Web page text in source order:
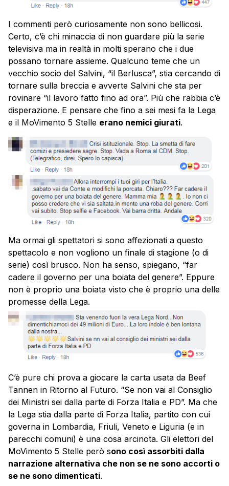
I commenti però curiosamente non sono bellicosi.
Certo, c’è chi minaccia di non guardare più la serie
televisiva ma in realtà in molti sperano che i due
possano tornare assieme. Qualcuno teme che un
vecchio socio del Salvini, “il Berlusca”, stia cercando di
tornare sulla breccia e avverte Salvini che sta per
rovinare “il lavoro fatto fino ad ora”. Più che rabbia c’è
disperazione. E pensare che fino a sei mesi fa la Lega
e il MoVimento 5 Stelle erano nemici giurati.
Ma ormai gli spettatori si sono affezionati a questo
spettacolo e non vogliono un finale di stagione (o di
serie) così brusco. Non ha senso, spiegano, “far
cadere il governo per una boiata del genere”. Eppure
non è proprio una boiata visto che è proprio una delle
promesse della Lega.
C’è pure chi prova a giocare la carta usata da Beef
Tannen in Ritorno al Futuro. “Se non vai al Consiglio
dei Ministri sei dalla parte di Forza Italia e PD”. Ma che
la Lega stia dalla parte di Forza Italia, partito con cui
governa in Lombardia, Friuli, Veneto e Liguria (e in
parecchi comuni) è una cosa arcinota. Gli elettori del
MoVimento 5 Stelle però sono così assorbiti dalla
narrazione alternativa che non se ne sono accorti o
se ne sono dimenticati.